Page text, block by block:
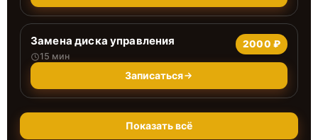
Замена диска управления
15 мин
2000 ₽
Записаться
Показать всё